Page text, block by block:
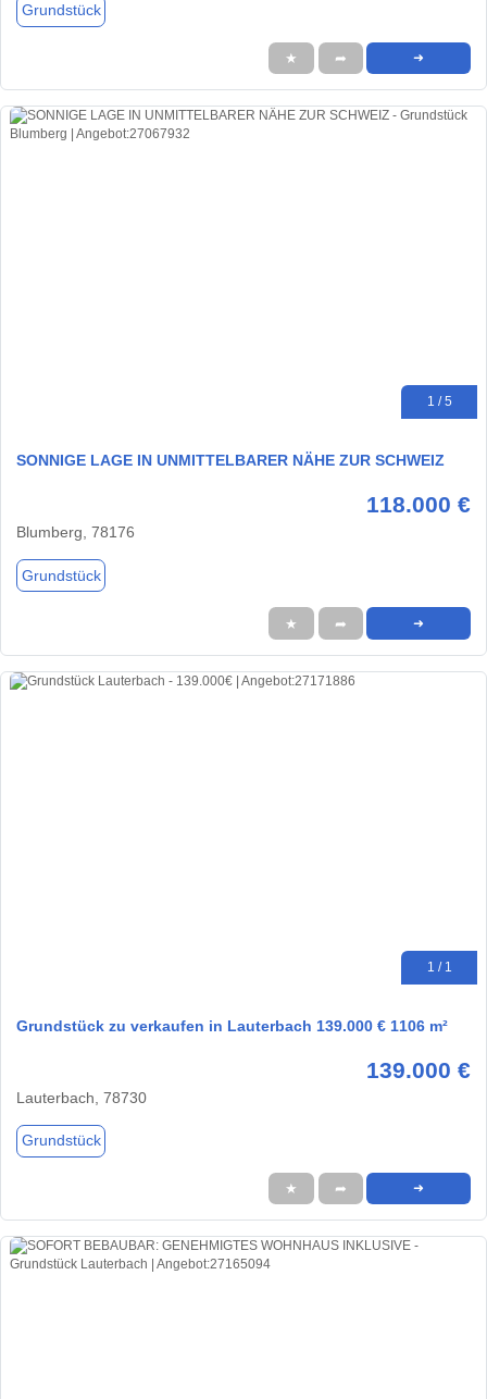
Grundstück
★ ➦ ➜
1 / 5
SONNIGE LAGE IN UNMITTELBARER NÄHE ZUR SCHWEIZ
118.000 €
Blumberg, 78176
Grundstück
★ ➦ ➜
1 / 1
Grundstück zu verkaufen in Lauterbach 139.000 € 1106 m²
139.000 €
Lauterbach, 78730
Grundstück
★ ➦ ➜